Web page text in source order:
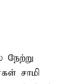
நேற்று
சாமி